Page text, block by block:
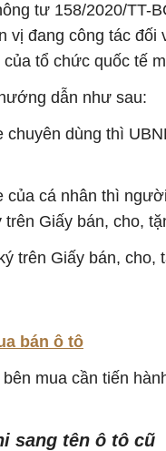
tư 158/2020/TT-
vị đang công tác
tổ chức quốc tế
hướng dẫn như sau:
chuyên dùng thì
cá nhân thì
Giấy bán, cho,
trên Giấy bán,
bán ô tô
mua cần tiến
sang tên ô tô cũ